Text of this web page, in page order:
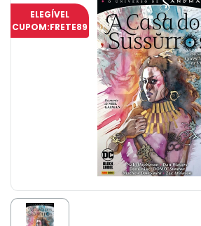
ELEGÍVEL
CUPOM:FRETE89